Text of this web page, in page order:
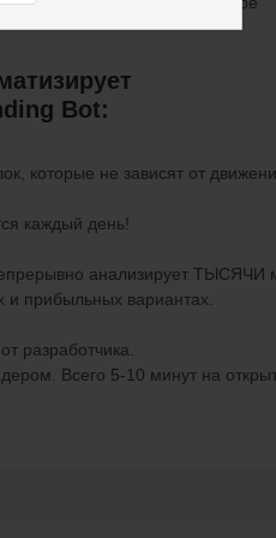
Bot:
которые не зависят от
каждый день!
анализирует ТЫСЯЧИ
прибыльных вариантах.
разработчика.
Всего 5-10 минут на